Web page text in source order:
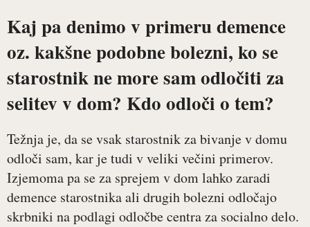
Kaj pa denimo v primeru demence
oz. kakšne podobne bolezni, ko se
starostnik ne more sam odločiti za
selitev v dom? Kdo odloči o tem?
Težnja je, da se vsak starostnik za bivanje v domu
odloči sam, kar je tudi v veliki večini primerov.
Izjemoma pa se za sprejem v dom lahko zaradi
demence starostnika ali drugih bolezni odločajo
skrbniki na podlagi odločbe centra za socialno delo.